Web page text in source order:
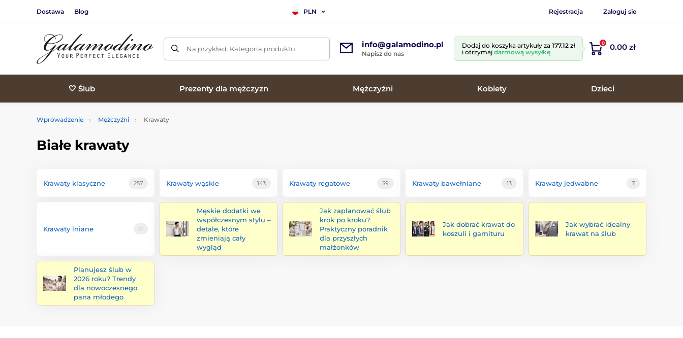
Dostawa Blog PLN Rejestracja Zaloguj sie
Na przykład. Kategoria produktu info@galamodino.pl
Napisz do nas
Dodaj do koszyka artykuły za 177.12 zł
i otrzymaj darmową wysyłkę
0 0.00 zł
🤍 Ślub Prezenty dla mężczyzn Mężczyźni Kobiety Dzieci
Wprowadzenie Mężczyźni Krawaty
Białe krawaty
Krawaty klasyczne 257 Krawaty wąskie 143 Krawaty regatowe 59 Krawaty bawełniane 13 Krawaty jedwabne 7
Krawaty lniane 11
Męskie dodatki we
współczesnym stylu –
detale, które
zmieniają cały
wygląd
Jak zaplanować ślub
krok po kroku?
Praktyczny poradnik
dla przyszłych
małżonków
Jak dobrać krawat do
koszuli i garnituru
Jak wybrać idealny
krawat na ślub
Planujesz ślub w
2026 roku? Trendy
dla nowoczesnego
pana młodego